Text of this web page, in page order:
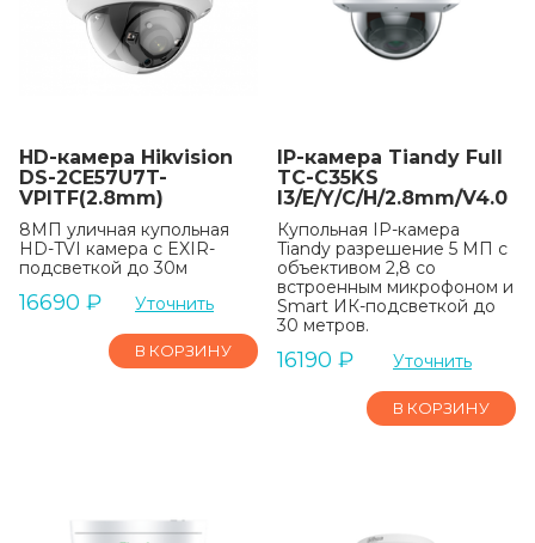
HD-камера Hikvision
DS-2CE57U7T-
VPITF(2.8mm)
8МП уличная купольная
HD-TVI камера с EXIR-
подсветкой до 30м
16690 ₽ Уточнить
В КОРЗИНУ
IP-камера Tiandy Full
TC-C35KS
I3/E/Y/C/H/2.8mm/V4.0
Купольная IP-камера
Tiandy разрешение 5 МП с
объективом 2,8 со
встроенным микрофоном и
Smart ИК-подсветкой до
30 метров.
16190 ₽ Уточнить
В КОРЗИНУ